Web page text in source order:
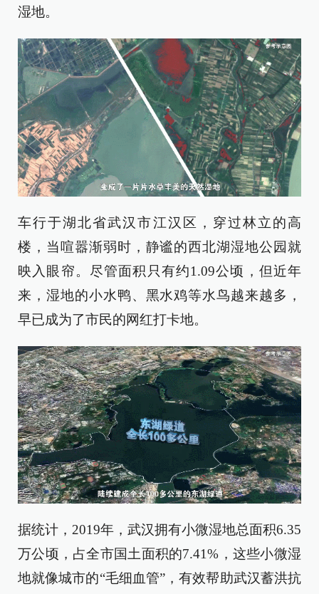
湿地。
车行于湖北省武汉市江汉区，穿过林立的高
楼，当喧嚣渐弱时，静谧的西北湖湿地公园就
映入眼帘。尽管面积只有约1.09公顷，但近年
来，湿地的小水鸭、黑水鸡等水鸟越来越多，
早已成为了市民的网红打卡地。
据统计，2019年，武汉拥有小微湿地总面积6.35
万公顷，占全市国土面积的7.41%，这些小微湿
地就像城市的“毛细血管”，有效帮助武汉蓄洪抗